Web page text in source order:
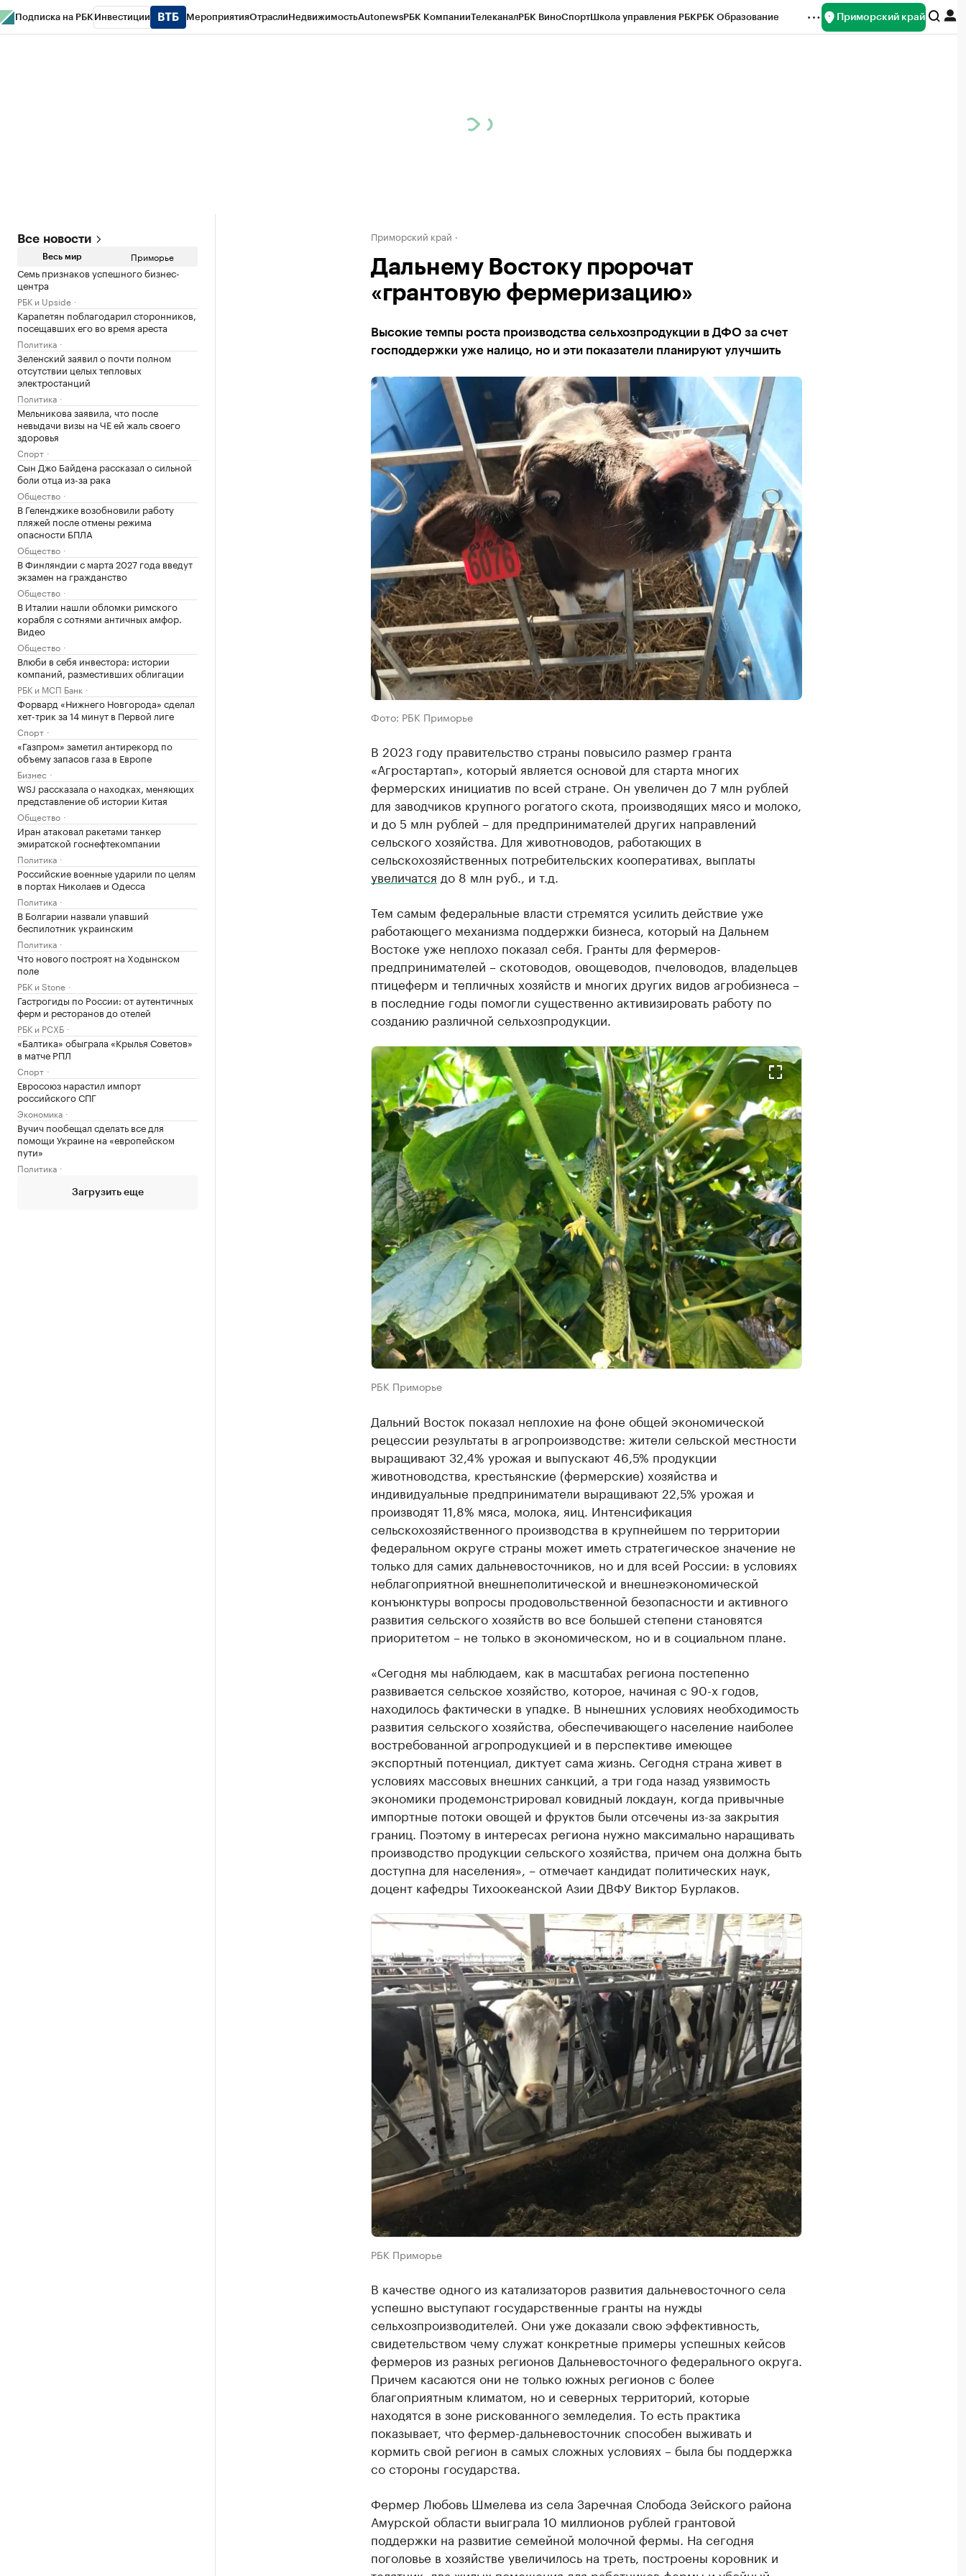
Подписка на РБК Инвестиции МероприятияОтраслиНедвижимостьAutonewsРБК КомпанииТелеканалРБК ВиноСпортШкола управления РБКРБК Образование Приморский край
Все новости
Весь мир Приморье
Семь признаков успешного бизнес-
центра
РБК и Upside
Карапетян поблагодарил сторонников,
посещавших его во время ареста
Политика
Зеленский заявил о почти полном
отсутствии целых тепловых
электростанций
Политика
Мельникова заявила, что после
невыдачи визы на ЧЕ ей жаль своего
здоровья
Спорт
Сын Джо Байдена рассказал о сильной
боли отца из-за рака
Общество
В Геленджике возобновили работу
пляжей после отмены режима
опасности БПЛА
Общество
В Финляндии с марта 2027 года введут
экзамен на гражданство
Общество
В Италии нашли обломки римского
корабля с сотнями античных амфор.
Видео
Общество
Влюби в себя инвестора: истории
компаний, разместивших облигации
РБК и МСП Банк
Форвард «Нижнего Новгорода» сделал
хет-трик за 14 минут в Первой лиге
Спорт
«Газпром» заметил антирекорд по
объему запасов газа в Европе
Бизнес
WSJ рассказала о находках, меняющих
представление об истории Китая
Общество
Иран атаковал ракетами танкер
эмиратской госнефтекомпании
Политика
Российские военные ударили по целям
в портах Николаев и Одесса
Политика
В Болгарии назвали упавший
беспилотник украинским
Политика
Что нового построят на Ходынском
поле
РБК и Stone
Гастрогиды по России: от аутентичных
ферм и ресторанов до отелей
РБК и РСХБ
«Балтика» обыграла «Крылья Советов»
в матче РПЛ
Спорт
Евросоюз нарастил импорт
российского СПГ
Экономика
Вучич пообещал сделать все для
помощи Украине на «европейском
пути»
Политика
Загрузить еще
Приморский край
Дальнему Востоку пророчат
«грантовую фермеризацию»
Высокие темпы роста производства сельхозпродукции в ДФО за счет
господдержки уже налицо, но и эти показатели планируют улучшить
Фото: РБК Приморье
В 2023 году правительство страны повысило размер гранта
«Агростартап», который является основой для старта многих
фермерских инициатив по всей стране. Он увеличен до 7 млн рублей
для заводчиков крупного рогатого скота, производящих мясо и молоко,
и до 5 млн рублей – для предпринимателей других направлений
сельского хозяйства. Для животноводов, работающих в
сельскохозяйственных потребительских кооперативах, выплаты
увеличатся до 8 млн руб., и т.д.
Тем самым федеральные власти стремятся усилить действие уже
работающего механизма поддержки бизнеса, который на Дальнем
Востоке уже неплохо показал себя. Гранты для фермеров-
предпринимателей – скотоводов, овощеводов, пчеловодов, владельцев
птицеферм и тепличных хозяйств и многих других видов агробизнеса –
в последние годы помогли существенно активизировать работу по
созданию различной сельхозпродукции.
РБК Приморье
Дальний Восток показал неплохие на фоне общей экономической
рецессии результаты в агропроизводстве: жители сельской местности
выращивают 32,4% урожая и выпускают 46,5% продукции
животноводства, крестьянские (фермерские) хозяйства и
индивидуальные предприниматели выращивают 22,5% урожая и
производят 11,8% мяса, молока, яиц. Интенсификация
сельскохозяйственного производства в крупнейшем по территории
федеральном округе страны может иметь стратегическое значение не
только для самих дальневосточников, но и для всей России: в условиях
неблагоприятной внешнеполитической и внешнеэкономической
конъюнктуры вопросы продовольственной безопасности и активного
развития сельского хозяйств во все большей степени становятся
приоритетом – не только в экономическом, но и в социальном плане.
«Сегодня мы наблюдаем, как в масштабах региона постепенно
развивается сельское хозяйство, которое, начиная с 90-х годов,
находилось фактически в упадке. В нынешних условиях необходимость
развития сельского хозяйства, обеспечивающего население наиболее
востребованной агропродукцией и в перспективе имеющее
экспортный потенциал, диктует сама жизнь. Сегодня страна живет в
условиях массовых внешних санкций, а три года назад уязвимость
экономики продемонстрировал ковидный локдаун, когда привычные
импортные потоки овощей и фруктов были отсечены из-за закрытия
границ. Поэтому в интересах региона нужно максимально наращивать
производство продукции сельского хозяйства, причем она должна быть
доступна для населения», – отмечает кандидат политических наук,
доцент кафедры Тихоокеанской Азии ДВФУ Виктор Бурлаков.
РБК Приморье
В качестве одного из катализаторов развития дальневосточного села
успешно выступают государственные гранты на нужды
сельхозпроизводителей. Они уже доказали свою эффективность,
свидетельством чему служат конкретные примеры успешных кейсов
фермеров из разных регионов Дальневосточного федерального округа.
Причем касаются они не только южных регионов с более
благоприятным климатом, но и северных территорий, которые
находятся в зоне рискованного земледелия. То есть практика
показывает, что фермер-дальневосточник способен выживать и
кормить свой регион в самых сложных условиях – была бы поддержка
со стороны государства.
Фермер Любовь Шмелева из села Заречная Слобода Зейского района
Амурской области выиграла 10 миллионов рублей грантовой
поддержки на развитие семейной молочной фермы. На сегодня
поголовье в хозяйстве увеличилось на треть, построены коровник и